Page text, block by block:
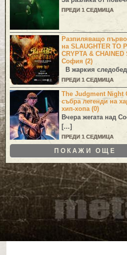
ПРЕДИ 1 СЕДМИЦА
Разпиляващо първо
на SLAUGHTER TO
CRYPTA & CHAINED
София (2)
В жаркия
ПРЕДИ 1 СЕДМИЦА
The Judgment Night
събра легенди на
хип-хопа (0)
Вчера жегата над
[…]
ПРЕДИ 1 СЕДМИЦА
ПОКАЖИ ОЩЕ